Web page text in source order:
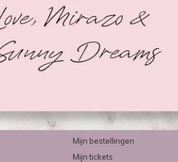
Registreren
Mijn bestellingen
Mijn tickets